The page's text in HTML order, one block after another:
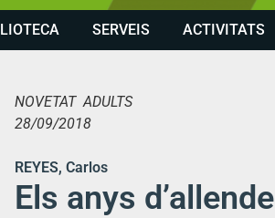
SERVEIS ACTIVITATS
NOVETAT ADULTS
28/09/2018
REYES, Carlos
Els anys d’allende